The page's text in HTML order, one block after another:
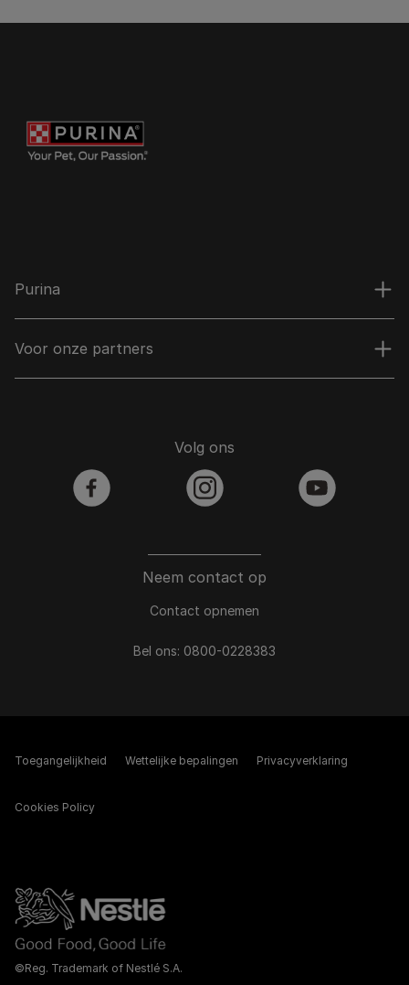
Purina
Voor onze partners
Neem contact op
Contact opnemen
Bel ons: 0800-0228383
Volg ons
facebook instagram youtube
©Reg. Trademark of Nestlé S.A.
Toegangelijkheid Wettelijke bepalingen​ Privacyverklaring
Cookies Policy